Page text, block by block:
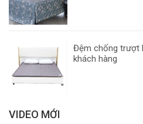
Đệm chống trượt
khách hàng
VIDEO MỚI